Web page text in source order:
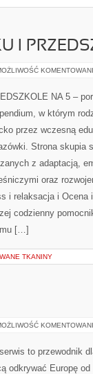
I
NA 5 –
w którym
przez wczesną
Strona skupia
z adaptacją,
oraz
i relaksacja i Ocena
codzienny
[…]
TKANINY
to przewodnik
odkrywać Europę